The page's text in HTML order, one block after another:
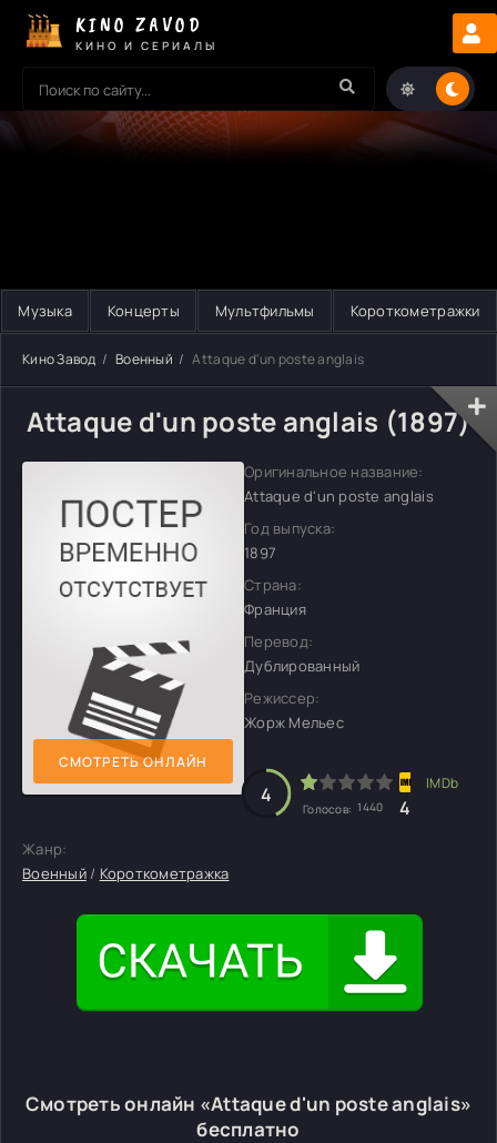
KINO ZAVOD
КИНО И СЕРИАЛЫ
Музыка Концерты Мультфильмы Короткометражки
Кино Завод Военный Attaque d'un poste anglais
Attaque d'un poste anglais (1897)
СМОТРЕТЬ ОНЛАЙН
Оригинальное название:
Attaque d'un poste anglais
Год выпуска:
1897
Страна:
Франция
Перевод:
Дублированный
Режиссер:
Жорж Мельес
4
Голосов: 1440 4
Жанр:
Военный/ Короткометражка
Смотреть онлайн «Attaque d'un poste anglais»
бесплатно